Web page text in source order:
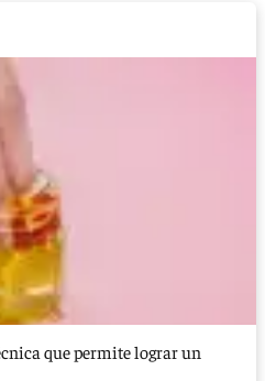
que permite lograr un